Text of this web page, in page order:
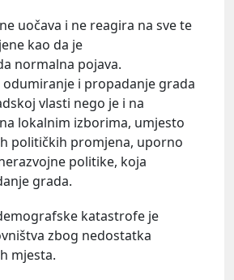
uočava i ne reagira na sve te
kao da je
normalna pojava.
i propadanje grada
vlasti nego je i na
lokalnim izborima, umjesto
političkih promjena, uporno
politike, koja
grada.
katastrofe je
zbog nedostatka
mjesta.